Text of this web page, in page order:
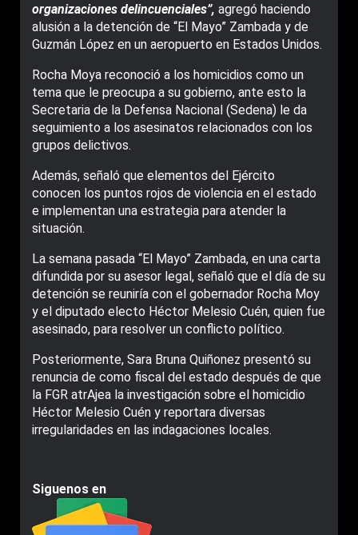
organizaciones delincuenciales”, agregó haciendo
alusión a la detención de “El Mayo” Zambada y de
Guzmán López en un aeropuerto en Estados Unidos.
Rocha Moya reconoció a los homicidios como un
tema que le preocupa a su gobierno, ante esto la
Secretaria de la Defensa Nacional (Sedena) le da
seguimiento a los asesinatos relacionados con los
grupos delictivos.
Además, señaló que elementos del Ejército
conocen los puntos rojos de violencia en el estado
e implementan una estrategia para atender la
situación.
La semana pasada “El Mayo” Zambada, en una carta
difundida por su asesor legal, señaló que el día de su
detención se reuniría con el gobernador Rocha Moy
y el diputado electo Héctor Melesio Cuén, quien fue
asesinado, para resolver un conflicto político.
Posteriormente, Sara Bruna Quiñonez presentó su
renuncia de como fiscal del estado después de que
la FGR atrAjea la investigación sobre el homicidio
Héctor Melesio Cuén y reportara diversas
irregularidades en las indagaciones locales.
Siguenos en